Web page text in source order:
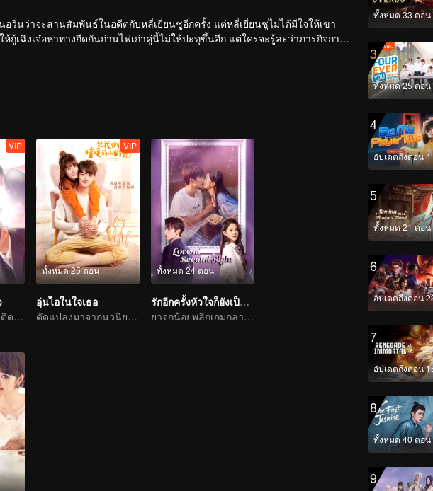
วิ่นว่าจะสานสัมพันธ์ในอดีตกับหลี่เยี่ยนซูอีกครั้ง แต่หลี่เยี่ยนซูไม่ได้มีใจให้เขา
เฉิงเจ๋อหาทางกีดกันถ่านไฟเก่าคู่นี้ไม่ให้ปะทุขึ้นอีก แต่ใครจะรู้ล่ะว่าภารกิจการ
VIP
เรื่องราวรักโรแมนติดท้ายครัวของจ้าวลู่ซือและหลินอวี่เสิน
ทั้งหมด 25 ตอน
VIP
อุ่นไอในใจเธอ
ดัดแปลงมาจากนวนิยายเรื่องเดียวกับ "อุ่นไอในใจเธอ"
ทั้งหมด 24 ตอน
รักอีกครั้งหัวใจก็ยังเป็นเธอ
ยาจกน้อยพลิกเกมกลายเป็นประธานจอมเผด็จการไล่จีบรักแรก
ทั้งหมด 33 ตอน
3
ทั้งหมด 25 ตอน
4
อัปเดตถึงตอน 4
5
ทั้งหมด 21 ตอน
6
อัปเดตถึงตอน
7
อัปเดตถึงตอน
8
ทั้งหมด 40 ตอน
9